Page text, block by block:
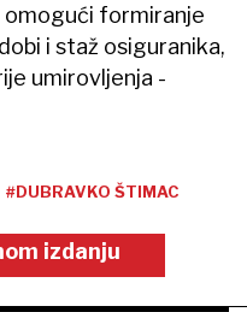
omogući formiranje
i staž osiguranika,
umirovljenja -
#DUBRAVKO ŠTIMAC
izdanju